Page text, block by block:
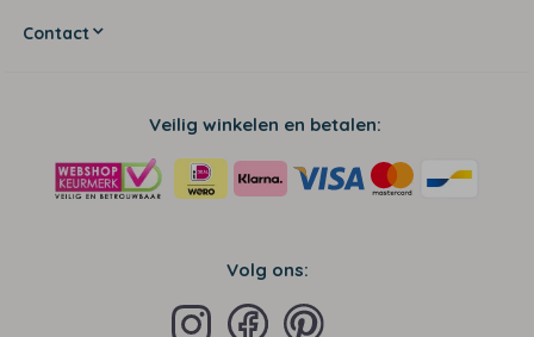
Contact
Veilig winkelen en betalen:
Volg ons: